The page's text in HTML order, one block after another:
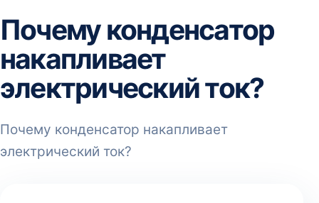
Почему конденсатор
накапливает
электрический ток?
Почему конденсатор накапливает
электрический ток?